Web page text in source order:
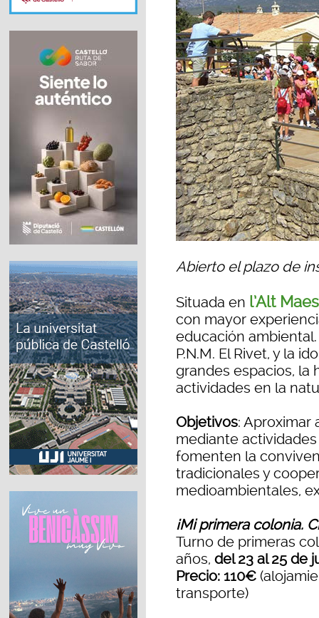
Abierto el plazo de
Situada en l’Alt
con mayor
educación
P.N.M. El Rivet, y la
grandes espacios, la
actividades en la
Objetivos: Aproximar
mediante
fomenten la
tradicionales y
medioambientales,
¡Mi primera colonia.
Turno de primeras
años, del 23 al 25 de
Precio: 110€
transporte)